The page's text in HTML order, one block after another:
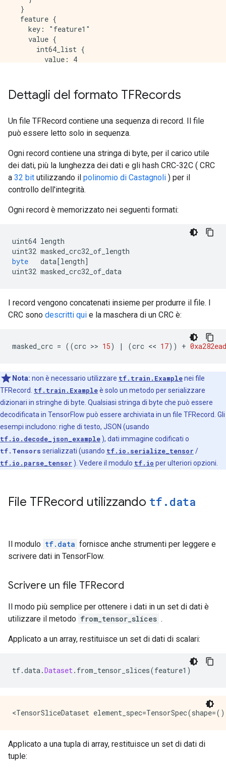
  }
  feature {
    key: "feature1"
    value {
      int64_list {
        value: 4
  }
  feature {
    value {
      bytes_list {
      }
    }
  }
  feature {
    key: "feature3"
      float_list {
    }
  }
Dettagli del formato TFRecords
Un file TFRecord contiene una sequenza di record. Il file
può essere letto solo in sequenza.
Ogni record contiene una stringa di byte, per il carico utile
dei dati, più la lunghezza dei dati e gli hash CRC-32C ( CRC
a 32 bit utilizzando il polinomio di Castagnoli ) per il
controllo dell'integrità.
Ogni record è memorizzato nei seguenti formati:
uint64 length
uint32 masked_crc32_of_length
byte data[length]
uint32 masked_crc32_of_data
I record vengono concatenati insieme per produrre il file. I
CRC sono descritti qui e la maschera di un CRC è:
masked_crc = ((crc >> 15) | (crc << 17)) +
Nota: non è necessario utilizzare tf.train.Examplenei file
TFRecord. tf.train.Exampleè solo un metodo per serializzare
dizionari in stringhe di byte. Qualsiasi stringa di byte che può essere
decodificata in TensorFlow può essere archiviata in un file TFRecord. Gli
esempi includono: righe di testo, JSON (usando
tf.io.decode_json_example ), dati immagine codificati o
tf.Tensors serializzati (usando tf.io.serialize_tensor /
tf.io.parse_tensor ). Vedere il modulo tf.io per ulteriori opzioni.
File TFRecord utilizzando tf . data
Il modulo tf.data fornisce anche strumenti per leggere e
scrivere dati in TensorFlow.
Scrivere un file TFRecord
Il modo più semplice per ottenere i dati in un set di dati è
utilizzare il metodo from_tensor_slices .
Applicato a un array, restituisce un set di dati di scalari:
tf.data.Dataset. from_tensor_slices(feature1 )
Applicato a una tupla di array, restituisce un set di dati di
tuple: